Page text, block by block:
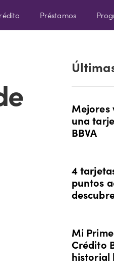
Préstamos
Mejores
una
BBVA
4
puntos
Mi
Crédito
historial